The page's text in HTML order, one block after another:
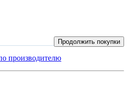
Продолжить покупки
производителю